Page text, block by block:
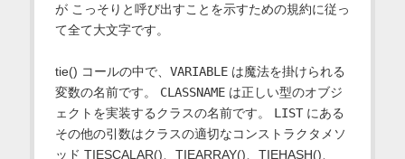
が こっそりと呼び出すことを示すための規約に従っ
て全て大文字です。
tie() コールの中で、 VARIABLEは魔法を掛けられる
変数の名前です。 CLASSNAMEは正しい型のオブジ
ェクトを実装するクラスの名前です。 LISTにある
その他の引数はクラスの適切なコンストラクタメソ
ッド TIESCALAR()、TIEARRAY()、TIEHASH()、